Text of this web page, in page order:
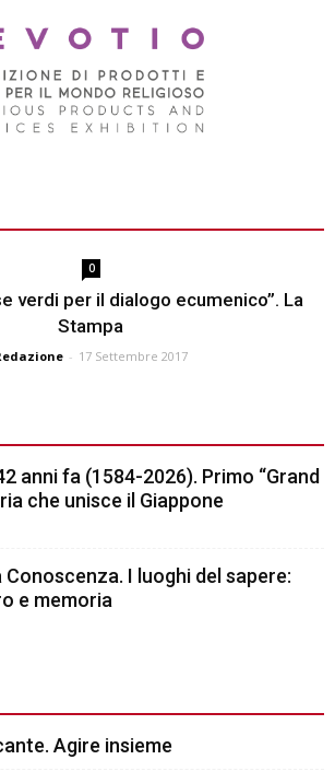
0
verdi per il dialogo ecumenico”. La
Stampa
- 17 Settembre 2017
anni fa (1584-2026). Primo “Grand
che unisce il Giappone
I luoghi del sapere:
e memoria
Agire insieme